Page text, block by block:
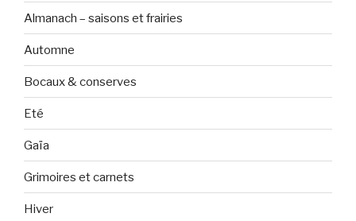
Almanach – saisons et frairies
Automne
Bocaux & conserves
Eté
Gaïa
Grimoires et carnets
Hiver